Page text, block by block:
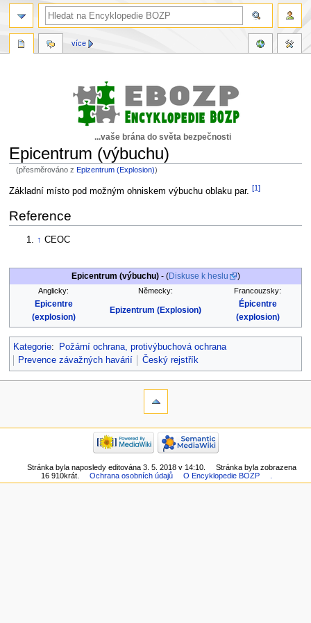
...vaše brána do světa bezpečnosti
Epicentrum (výbuchu)
(přesměrováno z Epizentrum (Explosion))
Skočit
navigaci
Skočit
vyhledávání
Základní místo pod možným ohniskem výbuchu oblaku par. [1]
Reference
↑ CEOC
Epicentrum (výbuchu)- (Diskuse k heslu )
Anglicky: Německy: Francouzsky:
Epicentre
(explosion)
Epizentrum (Explosion)
Épicentre
(explosion)
Kategorie:
Požární ochrana, protivýbuchová ochrana
Prevence závažných havárií
Český rejstřík
více
Stránka byla naposledy editována 3. 5. 2018 v 14:10.
Stránka byla zobrazena
16 910krát.
Ochrana osobních údajů O Encyklopedie BOZP